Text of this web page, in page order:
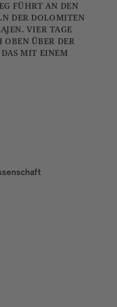
FÜHRT AN DEN
DER DOLOMITEN
VIER TAGE
OBEN ÜBER DER
MIT EINEM